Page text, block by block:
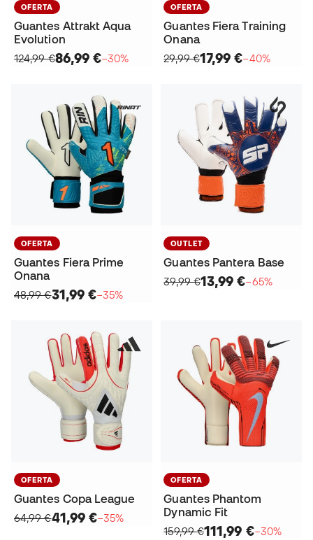
OFERTA
Guantes Attrakt Aqua
Evolution
124,99 €86,99 €−30%
OFERTA
Guantes Fiera Training
Onana
29,99 €17,99 €−40%
OFERTA
Guantes Fiera Prime
Onana
48,99 €31,99 €−35%
OUTLET
Guantes Pantera Base
39,99 €13,99 €−65%
OFERTA
Guantes Copa League
64,99 €41,99 €−35%
OFERTA
Guantes Phantom
Dynamic Fit
159,99 €111,99 €−30%